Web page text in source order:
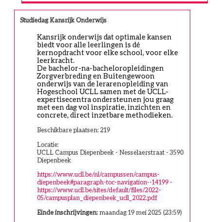
Studiedag Kansrijk Onderwijs
Kansrijk onderwijs dat optimale kansen
biedt voor alle leerlingen is dé
kernopdracht voor elke school, voor elke
leerkracht.
De bachelor-na-bacheloropleidingen
Zorgverbreding en Buitengewoon
onderwijs van de lerarenopleiding van
Hogeschool UCLL samen met de UCLL-
expertisecentra ondersteunen jou graag
met een dag vol inspiratie, inzichten en
concrete, direct inzetbare methodieken.
Beschikbare plaatsen: 219
Locatie:
UCLL Campus Diepenbeek - Nesselaerstraat - 3590
Diepenbeek
https://www.ucll.be/nl/campussen/campus-
diepenbeek#paragraph-toc-navigation--14199-
https://www.ucll.be/sites/default/files/2022-
05/campusplan_diepenbeek_ucll_2022.pdf
Einde inschrijvingen: maandag 19 mei 2025 (23:59)